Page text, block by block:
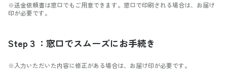
※送金依頼書は窓口でもご用意できます。窓口で印刷される場合は、お届け
印が必要です。
Step３：窓口でスムーズにお手続き
※入力いただいた内容に修正がある場合は、お届け印が必要です。